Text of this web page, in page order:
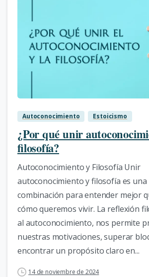
Autoconocimiento Estoicismo
¿Por qué unir
filosofía?
Autoconocimiento y Filosofía Unir
autoconocimiento y filosofía es
combinación para entender mejor
cómo queremos vivir. La reflexión
al autoconocimiento, nos permite
nuestras motivaciones, superar
encontrar un propósito claro en...
14 de noviembre de 2024